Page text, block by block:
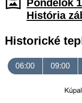
Pondelok
História
Historické
06:00 09:00